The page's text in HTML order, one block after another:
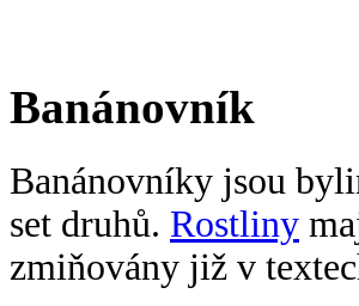
Banánovník
Banánovníky jsou
set druhů. Rostliny
zmiňovány již v